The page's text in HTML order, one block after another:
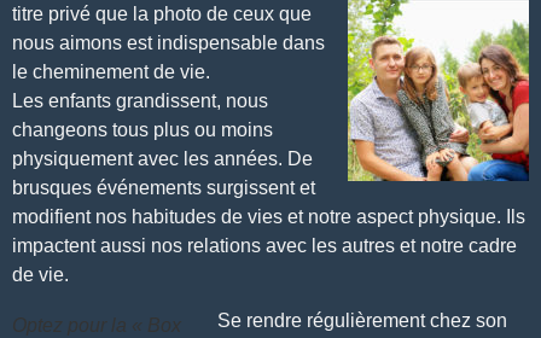
titre privé que la photo de ceux que
nous aimons est indispensable dans
le cheminement de vie.
Les enfants grandissent, nous
changeons tous plus ou moins
physiquement avec les années. De
brusques événements surgissent et
modifient nos habitudes de vies et notre aspect physique. Ils
impactent aussi nos relations avec les autres et notre cadre
de vie.
Optez pour la « Box
Se rendre régulièrement chez son